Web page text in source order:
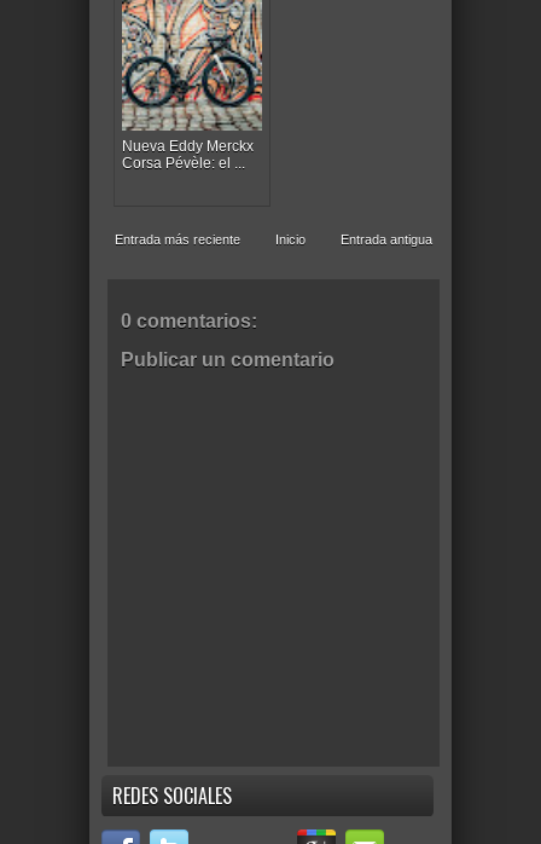
Nueva Eddy Merckx
Corsa Pévèle: el ...
Entrada más reciente Entrada antigua
Inicio
0 comentarios:
Publicar un comentario
REDES SOCIALES